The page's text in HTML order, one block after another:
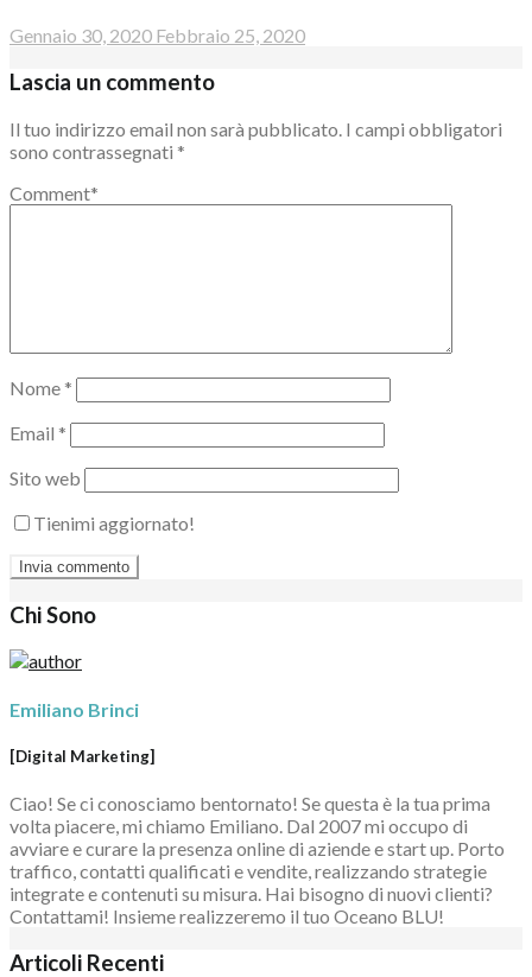
Gennaio 30, 2020 Febbraio 25, 2020
Lascia un commento
Il tuo indirizzo email non sarà pubblicato. I campi obbligatori
sono contrassegnati *
Comment*
Nome *
Email *
Sito web
Tienimi aggiornato!
Chi Sono
Emiliano Brinci
[Digital Marketing]
Ciao! Se ci conosciamo bentornato! Se questa è la tua prima
volta piacere, mi chiamo Emiliano. Dal 2007 mi occupo di
avviare e curare la presenza online di aziende e start up. Porto
traffico, contatti qualificati e vendite, realizzando strategie
integrate e contenuti su misura. Hai bisogno di nuovi clienti?
Contattami! Insieme realizzeremo il tuo Oceano BLU!
Articoli Recenti